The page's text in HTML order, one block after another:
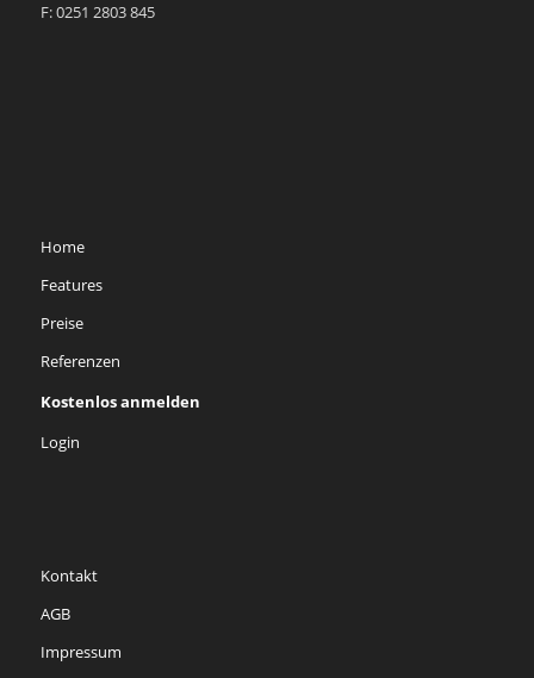
F: 0251 2803 845
Home
Features
Preise
Referenzen
Kostenlos anmelden
Login
Kontakt
AGB
Impressum